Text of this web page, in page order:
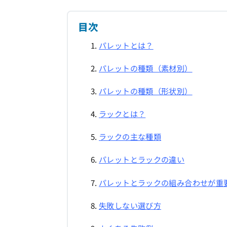
目次
パレットとは？
パレットの種類（素材別）
パレットの種類（形状別）
ラックとは？
ラックの主な種類
パレットとラックの違い
パレットとラックの組み合わせが重
失敗しない選び方